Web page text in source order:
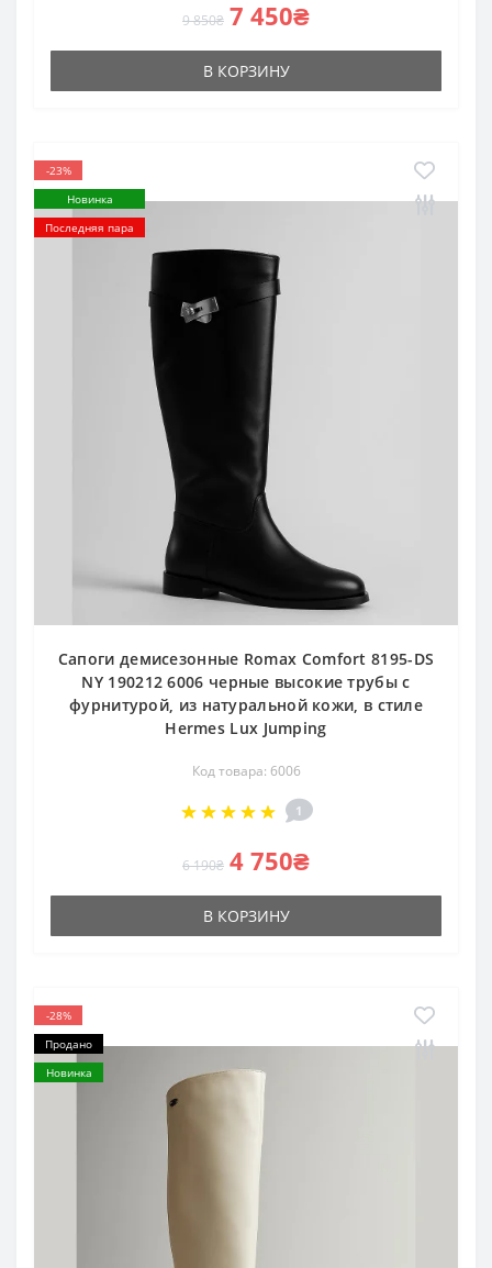
9 850₴ 7 450₴
В КОРЗИНУ
-23%
Новинка
Последняя пара
Сапоги демисезонные Romax Comfort 8195-DS
NY 190212 6006 черные высокие трубы с
фурнитурой, из натуральной кожи, в стиле
Hermes Lux Jumping
Код товара: 6006
1
6 190₴ 4 750₴
В КОРЗИНУ
-28%
Продано
Новинка